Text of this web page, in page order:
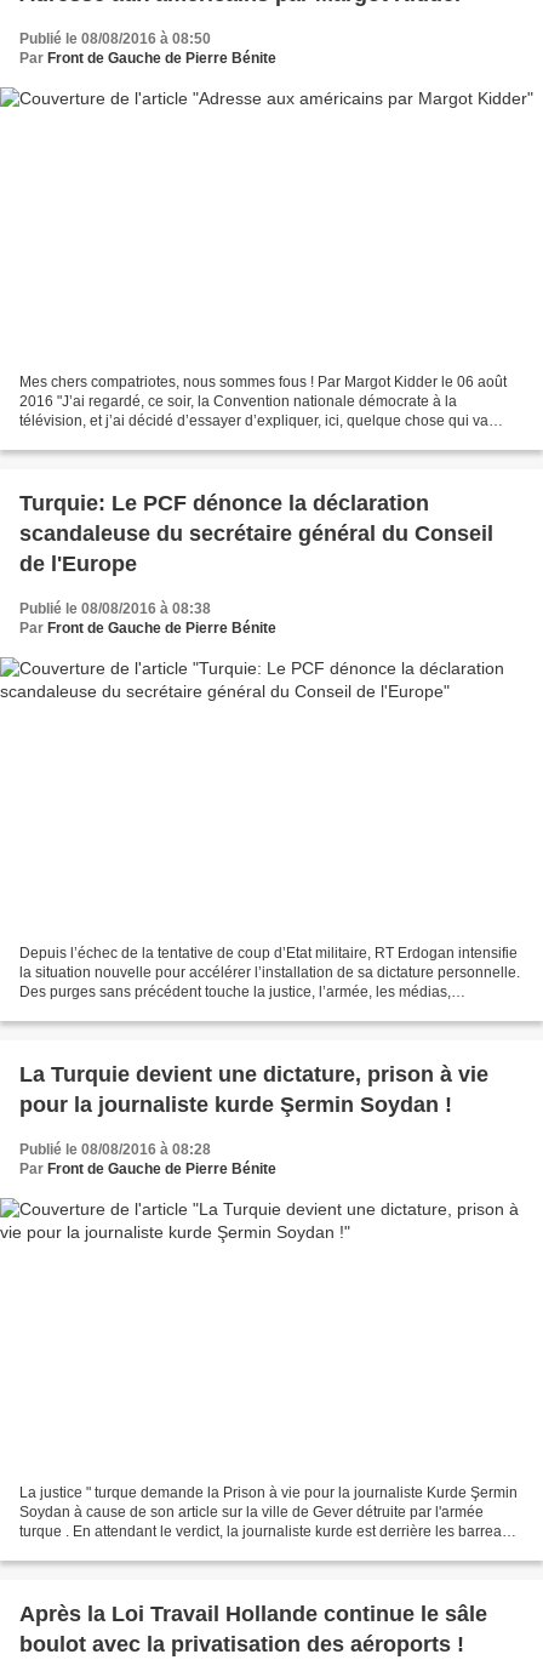
Publié le 08/08/2016 à 08:50
Par Front de Gauche de Pierre Bénite
Mes chers compatriotes, nous sommes fous ! Par Margot Kidder le 06 août
2016 "J’ai regardé, ce soir, la Convention nationale démocrate à la
télévision, et j’ai décidé d’essayer d’expliquer, ici, quelque chose qui va
Turquie: Le PCF dénonce la déclaration
scandaleuse du secrétaire général du Conseil
de l'Europe
Publié le 08/08/2016 à 08:38
Par Front de Gauche de Pierre Bénite
Depuis l’échec de la tentative de coup d’Etat militaire, RT Erdogan intensifie
la situation nouvelle pour accélérer l’installation de sa dictature personnelle.
Des purges sans précédent touche la justice, l’armée, les médias,
La Turquie devient une dictature, prison à vie
pour la journaliste kurde Şermin Soydan !
Publié le 08/08/2016 à 08:28
Par Front de Gauche de Pierre Bénite
La justice " turque demande la Prison à vie pour la journaliste Kurde Şermin
Soydan à cause de son article sur la ville de Gever détruite par l'armée
turque . En attendant le verdict, la journaliste kurde est derrière les barreaux
Après la Loi Travail Hollande continue le sâle
boulot avec la privatisation des aéroports !